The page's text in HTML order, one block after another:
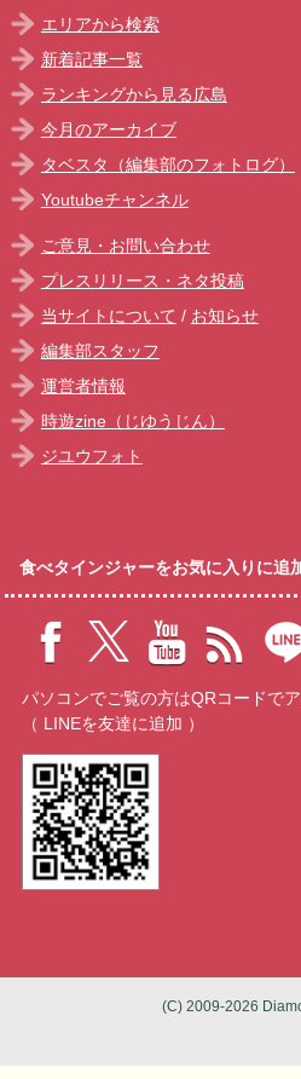
エリアから検索
新着記事一覧
ランキングから見る広島
今月のアーカイブ
タベスタ（編集部のフォトログ）
Youtubeチャンネル
ご意見・お問い合わせ
プレスリリース・ネタ投稿
当サイトについて / お知らせ
編集部スタッフ
運営者情報
時遊zine（じゆうじん）
ジユウフォト
食べタインジャーをお気に入りに追
パソコンでご覧の方はQRコードで
（ LINEを友達に追加 ）
(C) 2009-2026